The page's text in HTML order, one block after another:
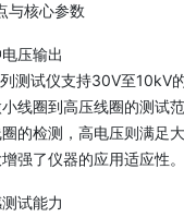
与核心参数
压输出
测试仪支持30V至10kV
线圈到高压线圈的测试
的检测，高电压则满足
强了仪器的应用适应性。
试能力